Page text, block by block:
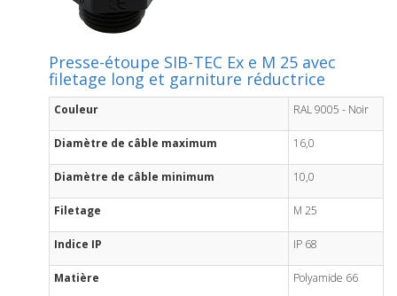
Presse-étoupe SIB-TEC Ex e M 25 avec
filetage long et garniture réductrice
Couleur RAL 9005 - Noir
Diamètre de câble maximum 16,0
Diamètre de câble minimum 10,0
Filetage M 25
Indice IP IP 68
Matière Polyamide 66